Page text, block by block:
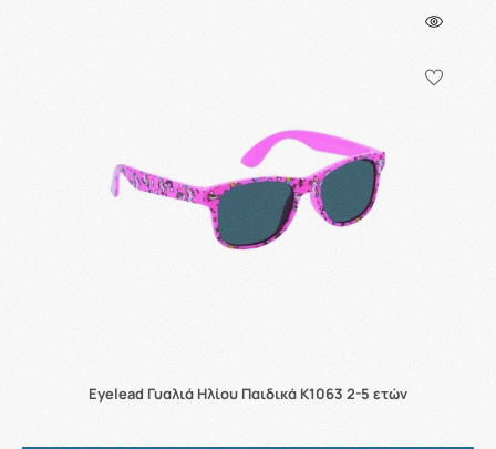
Eyelead Γυαλιά Ηλίου Παιδικά K1063 2-5 ετών